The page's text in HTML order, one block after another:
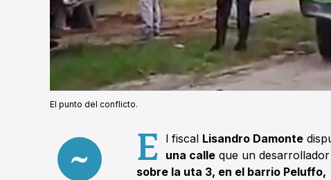
El punto del conflicto.
E l fiscal Lisandro Damonte
una calle que un
sobre la uta 3, en el barrio Peluffo,